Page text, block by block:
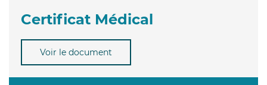
Certificat Médical
Voir le document